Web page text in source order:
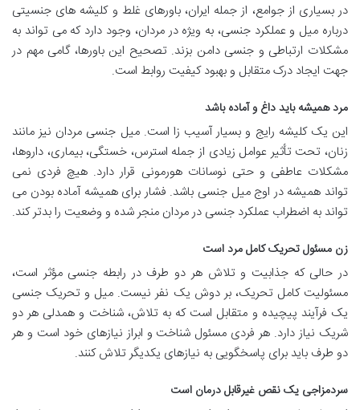
در بسیاری از جوامع، از جمله ایران، باورهای غلط و کلیشه های جنسیتی
درباره میل و عملکرد جنسی، به ویژه در مردان، وجود دارد که می تواند به
مشکلات ارتباطی و جنسی دامن بزند. تصحیح این باورها، گامی مهم در
جهت ایجاد درک متقابل و بهبود کیفیت روابط است.
مرد همیشه باید داغ و آماده باشد
این یک کلیشه رایج و بسیار آسیب زا است. میل جنسی مردان نیز مانند
زنان، تحت تأثیر عوامل زیادی از جمله استرس، خستگی، بیماری، داروها،
مشکلات عاطفی و حتی نوسانات هورمونی قرار دارد. هیچ فردی نمی
تواند همیشه در اوج میل جنسی باشد. فشار برای همیشه آماده بودن می
تواند به اضطراب عملکرد جنسی در مردان منجر شده و وضعیت را بدتر کند.
زن مسئول تحریک کامل مرد است
در حالی که جذابیت و تلاش هر دو طرف در رابطه جنسی مؤثر است،
مسئولیت کامل تحریک، بر دوش یک نفر نیست. میل و تحریک جنسی
یک فرآیند پیچیده و متقابل است که به تلاش، شناخت و همدلی هر دو
شریک نیاز دارد. هر فردی مسئول شناخت و ابراز نیازهای خود است و هر
دو طرف باید برای پاسخگویی به نیازهای یکدیگر تلاش کنند.
سردمزاجی یک نقص غیرقابل درمان است